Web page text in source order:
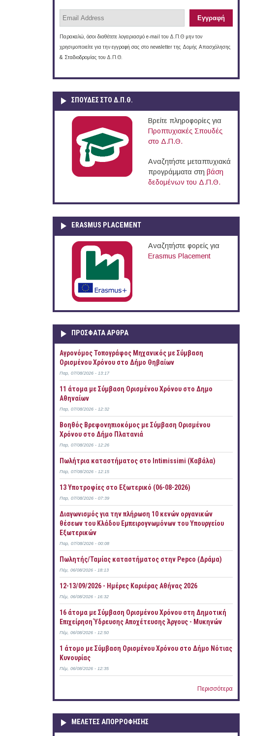
Παρακαλώ, όσοι διαθέτετε λογαριασμό e-mail του Δ.Π.Θ μην τον
χρησιμοποιείτε για την εγγραφή σας στο newsletter της Δομής Απασχόλησης
& Σταδιοδρομίας του Δ.Π.Θ.
ΣΠΟΥΔΈΣ ΣΤΟ Δ.Π.Θ.
Βρείτε πληροφορίες για
Προπτυχιακές Σπουδές
στο Δ.Π.Θ.
Αναζητήστε μεταπτυχιακά
προγράμματα στη βάση
δεδομένων του Δ.Π.Θ.
ERASMUS PLACEMENT
Αναζητήστε φορείς για
Erasmus Placement
ΠΡOΣΦΑΤΑ AΡΘΡΑ
Αγρονόμος Τοπογράφος Μηχανικός με Σύμβαση
Ορισμένου Χρόνου στο Δήμο Θηβαίων
Παρ, 07/08/2026 - 13:17
11 άτομα με Σύμβαση Ορισμένου Χρόνου στο Δημο
Αθηναίων
Παρ, 07/08/2026 - 12:32
Βοηθός Βρεφονηπιοκόμος με Σύμβαση Ορισμένου
Χρόνου στο Δήμο Πλατανιά
Παρ, 07/08/2026 - 12:26
Πωλήτρια καταστήματος στο Intimissimi (Καβάλα)
Παρ, 07/08/2026 - 12:15
13 Υποτροφίες στο Εξωτερικό (06-08-2026)
Παρ, 07/08/2026 - 07:39
Διαγωνισμός για την πλήρωση 10 κενών οργανικών
θέσεων του Κλάδου Εμπειρογνωμόνων του Υπουργείου
Εξωτερικών
Παρ, 07/08/2026 - 00:08
Πωλητής/Ταμίας καταστήματος στην Pepco (Δράμα)
Πέμ, 06/08/2026 - 18:13
12-13/09/2026 - Ημέρες Καριέρας Αθήνας 2026
Πέμ, 06/08/2026 - 16:32
16 άτομα με Σύμβαση Ορισμένου Χρόνου στη Δημοτική
Επιχείρηση Ύδρευσης Αποχέτευσης Άργους - Μυκηνών
Πέμ, 06/08/2026 - 12:50
1 άτομο με Σύμβαση Ορισμένου Χρόνου στο Δήμο Νότιας
Κυνουρίας
Πέμ, 06/08/2026 - 12:35
Περισσότερα
ΜΕΛΕΤΕΣ ΑΠΟΡΡΟΦΗΣΗΣ